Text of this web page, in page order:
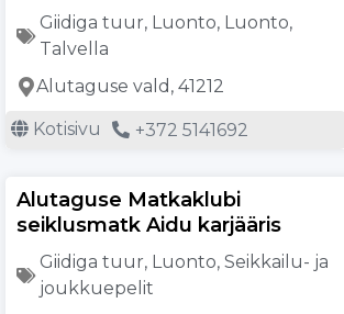
Giidiga tuur, Luonto, Luonto,
Talvella
Alutaguse vald, 41212
Kotisivu +372 5141692
Alutaguse Matkaklubi
seiklusmatk Aidu karjääris
Giidiga tuur, Luonto, Seikkailu- ja
joukkuepelit